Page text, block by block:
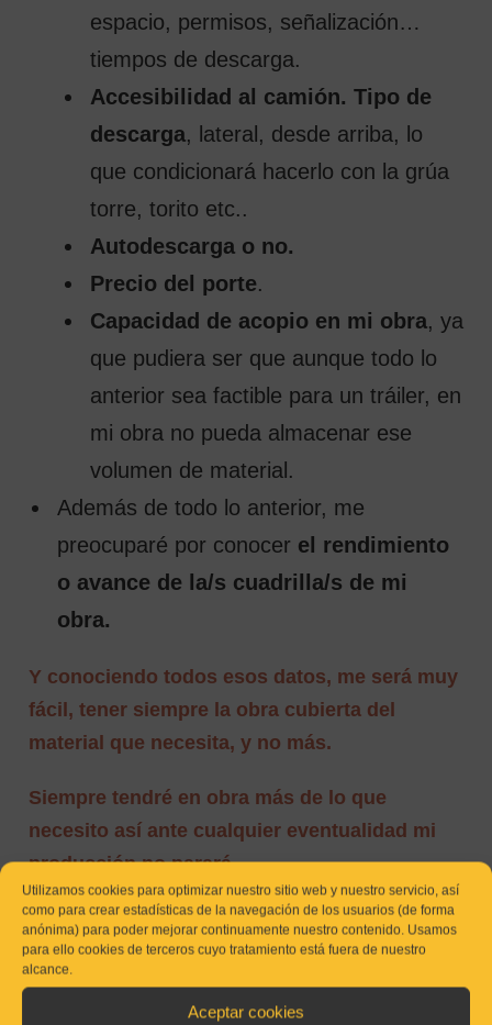
Utilizamos cookies para optimizar nuestro sitio web y nuestro servicio, así
como para crear estadísticas de la navegación de los usuarios (de forma
anónima) para poder mejorar continuamente nuestro contenido. Usamos
para ello cookies de terceros cuyo tratamiento está fuera de nuestro
alcance.
Aceptar cookies
espacio, permisos, señalización…
tiempos de descarga.
Accesibilidad al camión. Tipo de
descarga, lateral, desde arriba, lo
que condicionará hacerlo con la grúa
torre, torito etc..
Autodescarga o no.
Precio del porte.
Capacidad de acopio en mi obra, ya
que pudiera ser que aunque todo lo
anterior sea factible para un tráiler, en
mi obra no pueda almacenar ese
volumen de material.
Además de todo lo anterior, me
preocuparé por conocer el rendimiento
o avance de la/s cuadrilla/s de mi
obra.
Y conociendo todos esos datos, me será muy
fácil, tener siempre la obra cubierta del
material que necesita, y no más.
Siempre tendré en obra más de lo que
necesito así ante cualquier eventualidad mi
producción no parará.
Pero tampoco convertiré la obra en un
almacén de materiales, que pueden
deteriorarse ocupar sitio, y obligar a
excesivas maniobras como hemos visto.